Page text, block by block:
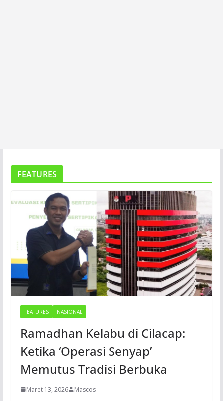
FEATURES
FEATURES NASIONAL
Ramadhan Kelabu di Cilacap:
Ketika ‘Operasi Senyap’
Memutus Tradisi Berbuka
Maret 13, 2026 Mascos